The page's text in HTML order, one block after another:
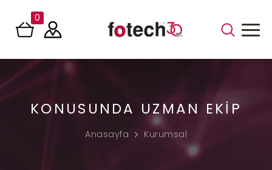
0
KONUSUNDA UZMAN EKİP
Anasayfa Kurumsal